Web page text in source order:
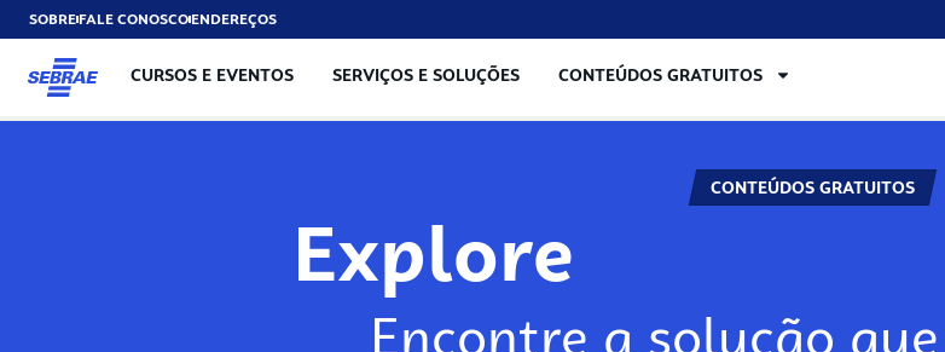
SOBREFALE CONOSCOENDEREÇOS
CURSOS E EVENTOS SERVIÇOS E SOLUÇÕES CONTEÚDOS GRATUITOS
CONTEÚDOS GRATUITOS
Explore
Encontre a solução